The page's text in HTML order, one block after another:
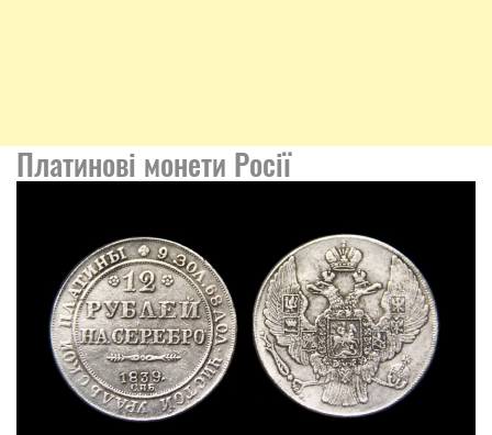
Платинові монети Росії